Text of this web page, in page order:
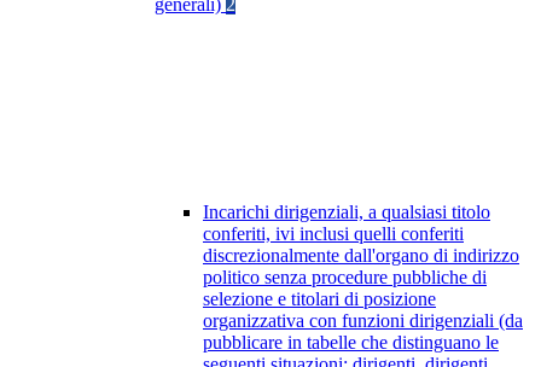
generali) 2
Incarichi dirigenziali, a qualsiasi titolo
conferiti, ivi inclusi quelli conferiti
discrezionalmente dall'organo di indirizzo
politico senza procedure pubbliche di
selezione e titolari di posizione
organizzativa con funzioni dirigenziali (da
pubblicare in tabelle che distinguano le